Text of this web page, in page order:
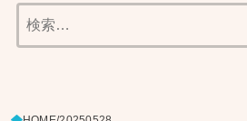
索: